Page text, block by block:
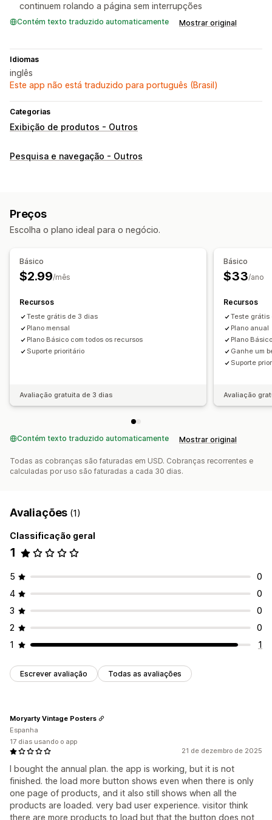
continuem rolando a página sem interrupções
Contém texto traduzido automaticamente Mostrar original
Idiomas
inglês
Este app não está traduzido para português (Brasil)
Categorias
Exibição de produtos - Outros
Pesquisa e navegação - Outros
Preços
Escolha o plano ideal para o negócio.
Básico
$2.99/mês
Recursos
Teste grátis de 3 dias
Plano mensal
Plano Básico com todos os recursos
Suporte prioritário
Avaliação gratuita de 3 dias
Básico
$33/ano
Recursos
Teste grátis
Plano anual
Plano
Ganhe um
Suporte
Avaliação
Contém texto traduzido automaticamente Mostrar original
Todas as cobranças são faturadas em USD. Cobranças recorrentes e
calculadas por uso são faturadas a cada 30 dias.
Avaliações (1)
Classificação geral
1
5
0
4
0
3
0
2
0
1
1
Escrever avaliação Todas as avaliações
21 de dezembro de 2025
I bought the annual plan. the app is working, but it is not
finished. the load more button shows even when there is only
one page of products, and it also still shows when all the
products are loaded. very bad user experience. visitor think
there are more products to load but that the button does not
Moryarty Vintage Posters
Espanha
17 dias usando o app